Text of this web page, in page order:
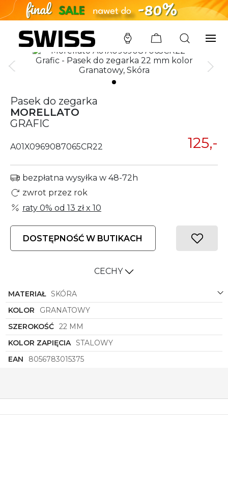
SWISS / PASKI/MORELLATO A01X0969087065CR22
Pasek do zegarka
MORELLATO
GRAFIC
A01X0969087065CR22 125,-
bezpłatna wysyłka w 48-72h
zwrot przez rok
raty 0% od 13 złx 10
DOSTĘPNOŚĆ W BUTIKACH
CECHY
MATERIAŁ SKÓRA
KOLOR
GRANATOWY
SZEROKOŚĆ 22 MM
KOLOR ZAPIĘCIA STALOWY
EAN
8056783015375